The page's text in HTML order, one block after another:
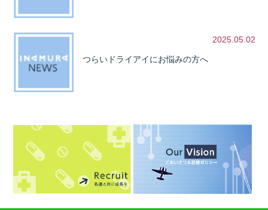
2025.05.02
つらいドライアイにお悩みの方へ